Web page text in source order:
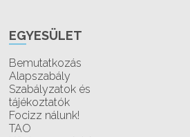
EGYESÜLET
Bemutatkozás
Alapszabály
Szabályzatok és
tájékoztatók
Focizz nálunk!
TAO